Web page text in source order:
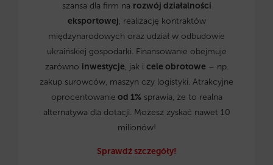
szansa dla firm na rozwój działalności
eksportowej, realizację kontraktów
międzynarodowych oraz udział w odbudowie
ukraińskiej gospodarki. Finansowanie obejmuje
zarówno inwestycje, jak i cele obrotowe – np.
zakup surowców, maszyn czy logistyki. Atrakcyjne
oprocentowanie od 1%sprawia, że to realna
alternatywa dla dotacji. Możesz zyskać nawet 10
milionów!
Sprawdź szczegóły!